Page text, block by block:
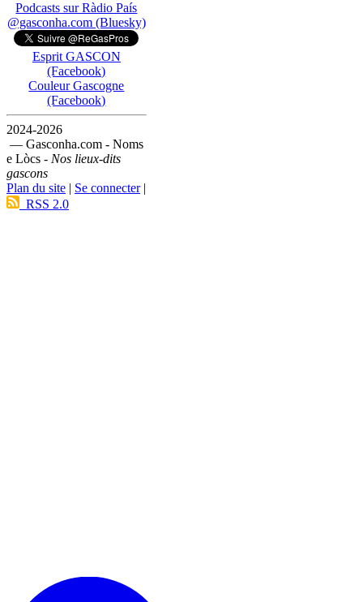
Podcasts sur Ràdio País
@gasconha.com (Bluesky)
Esprit GASCON
(Facebook)
Couleur Gascogne
(Facebook)
2024-2026
— Gasconha.com - Noms
e Lòcs - Nos lieux-dits
gascons
Plan du site | Se connecter|
RSS 2.0